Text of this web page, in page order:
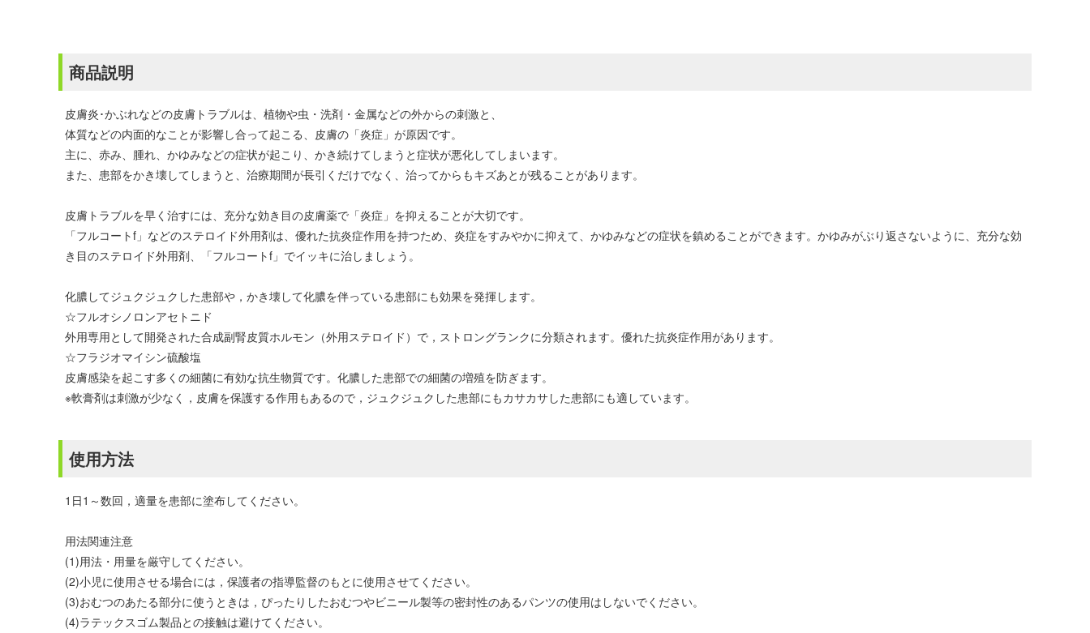
商品説明
皮膚炎･かぶれなどの皮膚トラブルは、植物や虫・洗剤・金属などの外からの刺激と、
体質などの内面的なことが影響し合って起こる、皮膚の「炎症」が原因です。
主に、赤み、腫れ、かゆみなどの症状が起こり、かき続けてしまうと症状が悪化してしまいます。
また、患部をかき壊してしまうと、治療期間が長引くだけでなく、治ってからもキズあとが残ることがあります。
皮膚トラブルを早く治すには、充分な効き目の皮膚薬で「炎症」を抑えることが大切です。
「フルコートf」などのステロイド外用剤は、優れた抗炎症作用を持つため、炎症をすみやかに抑えて、かゆみなどの症状を鎮めることができます。かゆみがぶり返さないように、充分な効
き目のステロイド外用剤、「フルコートf」でイッキに治しましょう。
化膿してジュクジュクした患部や，かき壊して化膿を伴っている患部にも効果を発揮します。
☆フルオシノロンアセトニド
外用専用として開発された合成副腎皮質ホルモン（外用ステロイド）で，ストロングランクに分類されます。優れた抗炎症作用があります。
☆フラジオマイシン硫酸塩
皮膚感染を起こす多くの細菌に有効な抗生物質です。化膿した患部での細菌の増殖を防ぎます。
※軟膏剤は刺激が少なく，皮膚を保護する作用もあるので，ジュクジュクした患部にもカサカサした患部にも適しています。
使用方法
1日1～数回，適量を患部に塗布してください。
用法関連注意
(1)用法・用量を厳守してください。
(2)小児に使用させる場合には，保護者の指導監督のもとに使用させてください。
(3)おむつのあたる部分に使うときは，ぴったりしたおむつやビニール製等の密封性のあるパンツの使用はしないでください。
(4)ラテックスゴム製品との接触は避けてください。